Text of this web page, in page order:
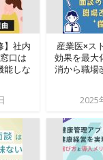
】社内
口は
能しな
産業医×ス
効果を最大
消から職場
2025